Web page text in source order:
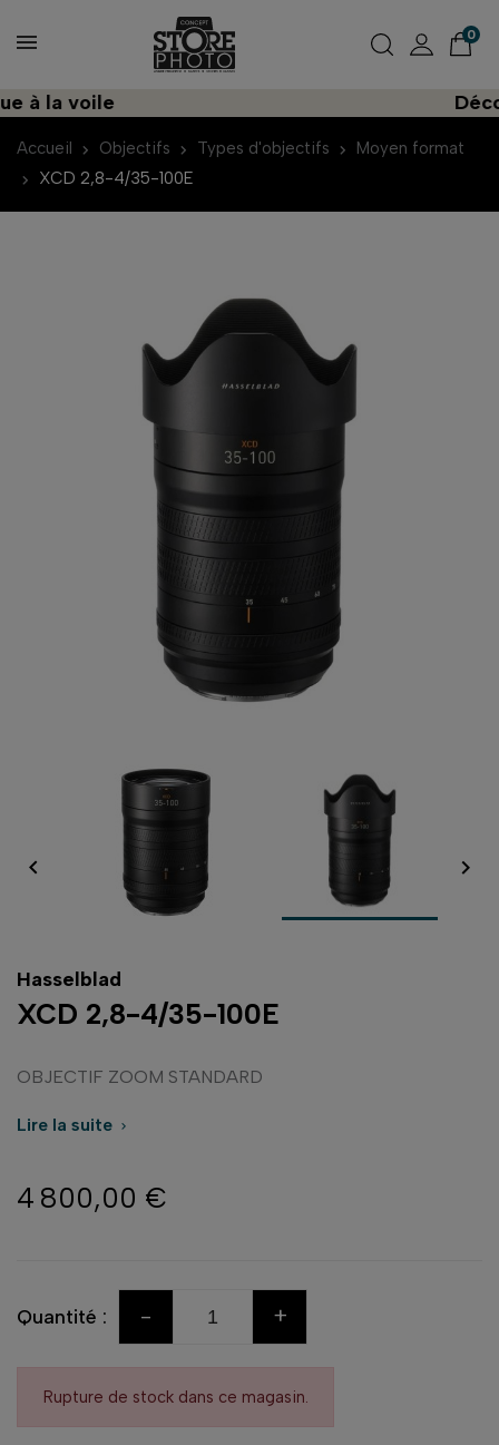
0
voile
Accueil Objectifs Types d'objectifs
Moyen format
XCD 2,8-4/35-100E
 
Hasselblad
XCD 2,8-4/35-100E
OBJECTIF ZOOM STANDARD
Lire la suite 
4 800,00 €
Quantité : - +
Rupture de stock dans ce magasin.